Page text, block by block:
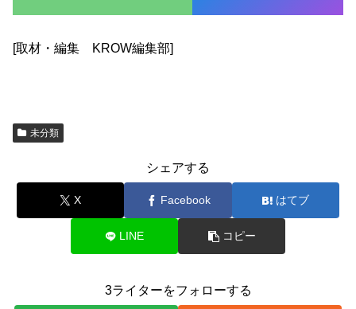
[取材・編集 KROW編集部]
未分類
シェアする
X Facebook はてブ
LINE コピー
3ライターをフォローする